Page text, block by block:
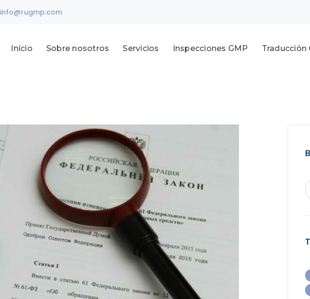
info@rugmp.com
Inicio Sobre nosotros Servicios Inspecciones GMP Traducción